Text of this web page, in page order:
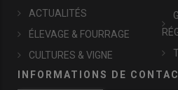
ACTUALITÉS
ÉLEVAGE & FOURRAGE
CULTURES & VIGNE
INFORMATIONS DE